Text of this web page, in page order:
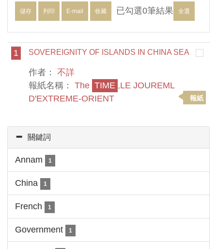
儲存 列印 E-mail 收藏 已勾選0筆結果 全選
1 SOVEREIGNITY OF ISLANDS IN CHINA SEA
作者： 不詳
報紙名稱： The TIME ,LE JOUREML
D'EXTREME-ORIENT
報紙
關鍵詞
Annam 1
China 1
French 1
Government 1